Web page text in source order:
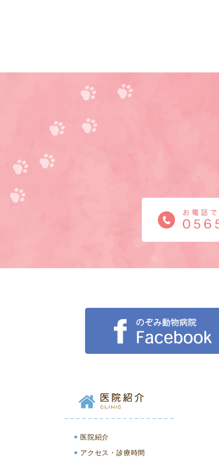
医院紹介
アクセス・診療時間